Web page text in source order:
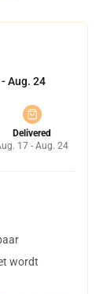
Aug. 24
Delivered
17 - Aug. 24
wordt